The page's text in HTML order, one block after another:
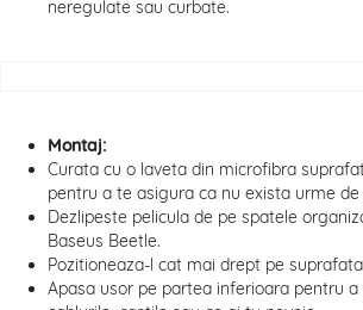
neregulate sau curbate.
Montaj:
Curata cu o laveta din microfibra
pentru a te asigura ca nu exista urme de
Dezlipeste pelicula de pe spatele
Baseus Beetle.
Pozitioneaza-l cat mai drept pe
Apasa usor pe partea inferioara pentru